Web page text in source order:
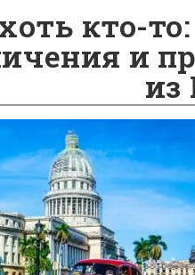
кто-
и
из